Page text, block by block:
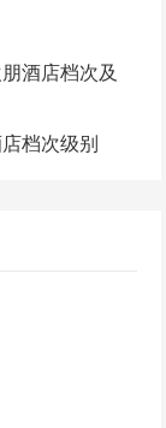
酒店档次及
档次级别